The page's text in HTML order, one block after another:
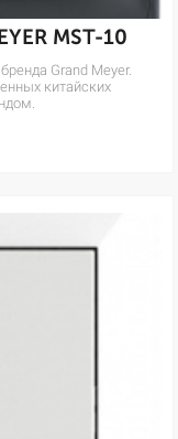
MST-10
Grand Meyer.
китайских